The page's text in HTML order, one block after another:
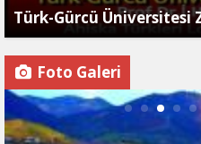
Türk-Gürcü Üniversitesi
Foto Galeri